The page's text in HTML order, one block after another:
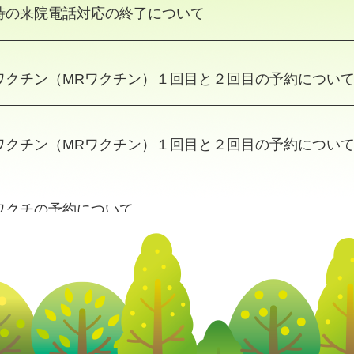
来院電話対応の終了について
クチン（MRワクチン）１回目と２回目の予約につい
クチン（MRワクチン）１回目と２回目の予約につい
チの予約について
ンの予約再開について
ました。